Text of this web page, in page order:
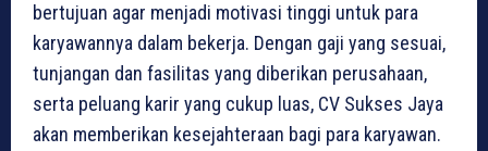
bertujuan agar menjadi motivasi tinggi untuk para
karyawannya dalam bekerja. Dengan gaji yang sesuai,
tunjangan dan fasilitas yang diberikan perusahaan,
serta peluang karir yang cukup luas, CV Sukses Jaya
akan memberikan kesejahteraan bagi para karyawan.